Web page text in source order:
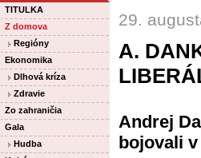
TITULKA
Z domova
Regióny
Ekonomika
Dlhová kríza
Zdravie
Zo zahraničia
Gala
Hudba
29.
A.
Andrej
bojovali v